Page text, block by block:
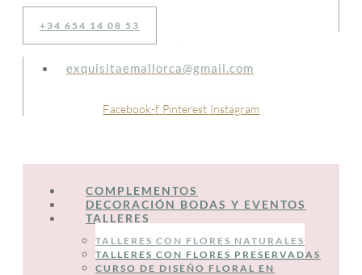
+34 654 14 08 53
exquisitaemallorca@gmail.com
Facebook-f Pinterest Instagram
COMPLEMENTOS
DECORACIÓN BODAS Y EVENTOS
TALLERES
TALLERES CON FLORES NATURALES
TALLERES CON FLORES PRESERVADAS
CURSO DE DISEÑO FLORAL EN